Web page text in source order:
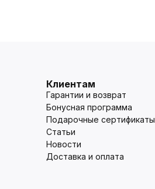
Клиентам
Гарантии и возврат
Бонусная программа
Подарочные сертификаты
Статьи
Новости
Доставка и оплата